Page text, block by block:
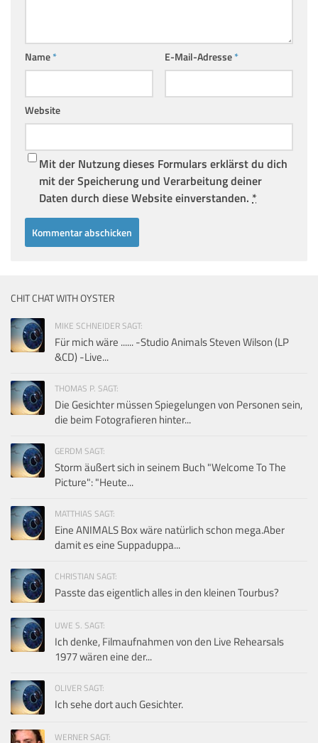
Name* E-Mail-Adresse*
Website
Mit der Nutzung dieses Formulars erklärst du dich
mit der Speicherung und Verarbeitung deiner
Daten durch diese Website einverstanden. *
CHIT CHAT WITH OYSTER
MIKE SCHNEIDER SAGT:
Für mich wäre ...... -Studio Animals Steven Wilson (LP
&CD) -Live...
THOMAS P. SAGT:
Die Gesichter müssen Spiegelungen von Personen sein,
die beim Fotografieren hinter...
GERDM SAGT:
Storm äußert sich in seinem Buch "Welcome To The
Picture": "Heute...
MATTHIAS SAGT:
Eine ANIMALS Box wäre natürlich schon mega.Aber
damit es eine Suppaduppa...
CHRISTIAN SAGT:
Passte das eigentlich alles in den kleinen Tourbus?
UWE S. SAGT:
Ich denke, Filmaufnahmen von den Live Rehearsals
1977 wären eine der...
OLIVER SAGT:
Ich sehe dort auch Gesichter.
WERNER SAGT: